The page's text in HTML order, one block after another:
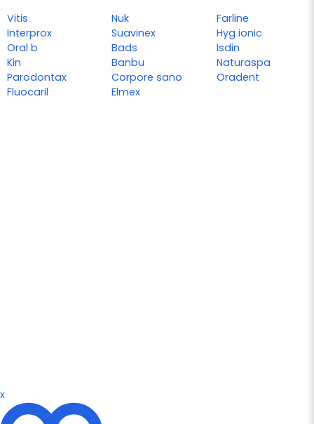
Vitis
Interprox
Oral b
Kin
Parodontax
Fluocaril
Nuk
Suavinex
Bads
Banbu
Corpore sano
Elmex
Farline
Hyg ionic
Isdin
Naturaspa
Oradent
x